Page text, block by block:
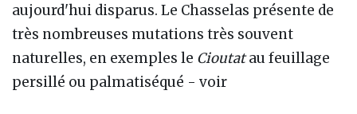
aujourd'hui disparus. Le Chasselas présente de
très nombreuses mutations très souvent
naturelles, en exemples le Cioutatau feuillage
persillé ou palmatiséqué - voir